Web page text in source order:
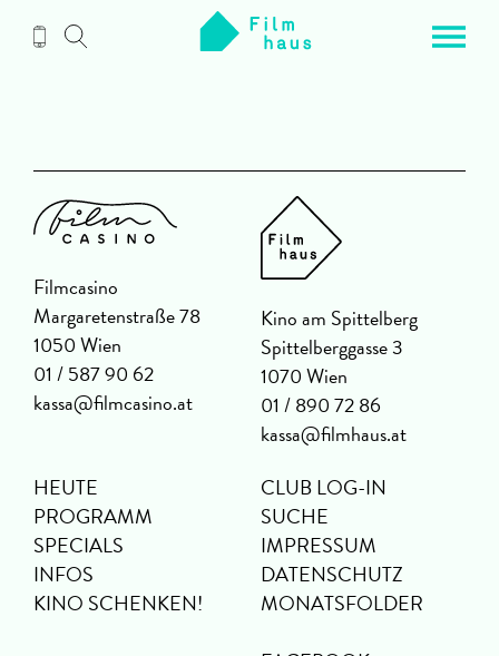
Inhalt
Filmcasino
Margaretenstraße 78
1050 Wien
01 / 587 90 62
kassa@filmcasino.at
Kino am Spittelberg
Spittelberggasse 3
1070 Wien
01 / 890 72 86
kassa@filmhaus.at
HEUTE
PROGRAMM
SPECIALS
INFOS
KINO SCHENKEN!
CLUB LOG-IN
SUCHE
IMPRESSUM
DATENSCHUTZ
MONATSFOLDER